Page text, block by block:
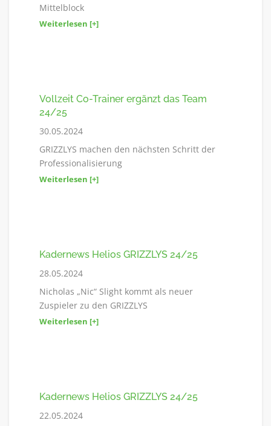
Mittelblock
Weiterlesen [+]
Vollzeit Co-Trainer ergänzt das Team
24/25
30.05.2024
GRIZZLYS machen den nächsten Schritt der
Professionalisierung
Weiterlesen [+]
Kadernews Helios GRIZZLYS 24/25
28.05.2024
Nicholas „Nic“ Slight kommt als neuer
Zuspieler zu den GRIZZLYS
Weiterlesen [+]
Kadernews Helios GRIZZLYS 24/25
22.05.2024